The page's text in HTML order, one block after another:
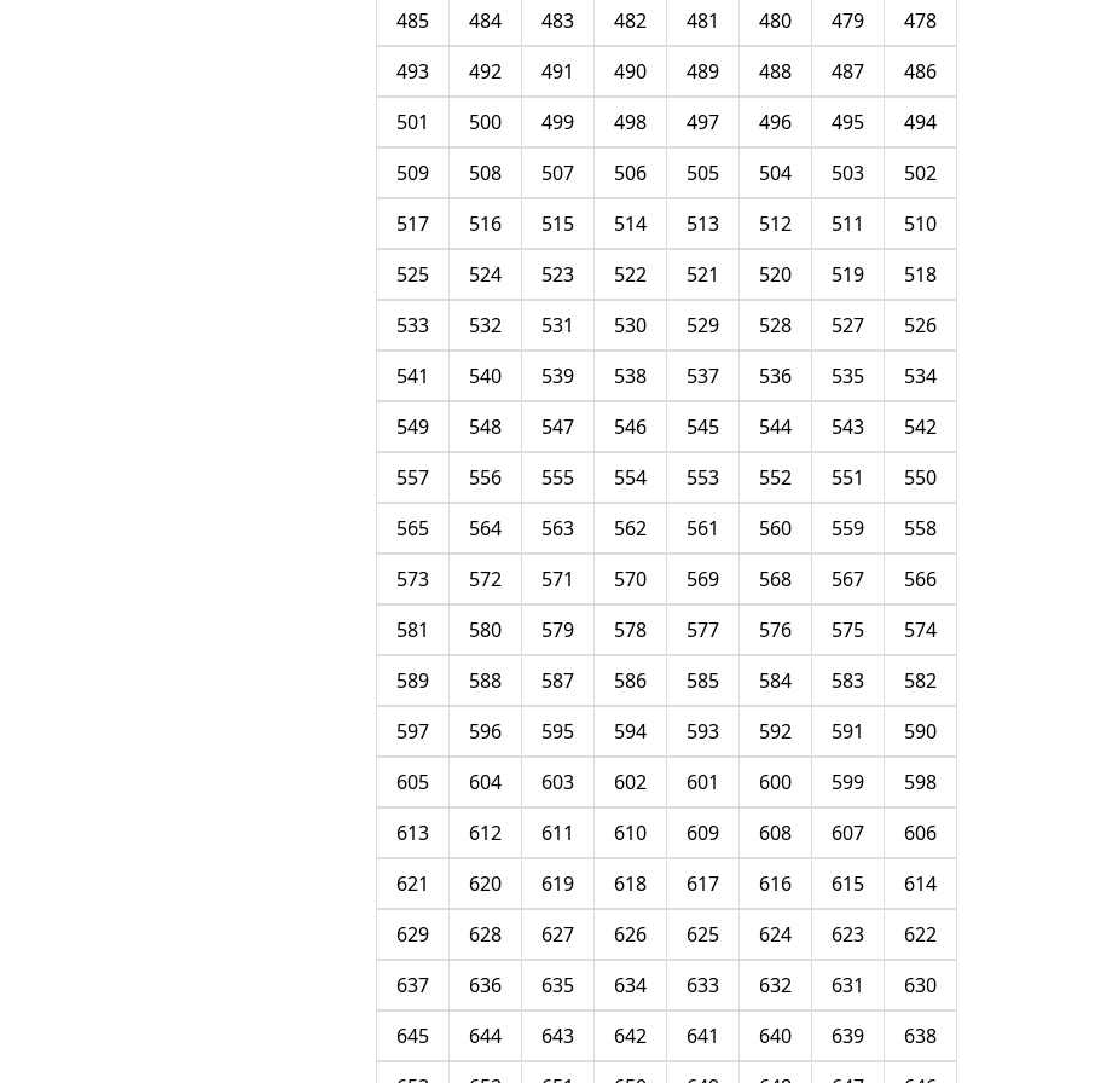
478
479
480
481
482
483
484
485
486
487
488
489
490
491
492
493
494
495
496
497
498
499
500
501
502
503
504
505
506
507
508
509
510
511
512
513
514
515
516
517
518
519
520
521
522
523
524
525
526
527
528
529
530
531
532
533
534
535
536
537
538
539
540
541
542
543
544
545
546
547
548
549
550
551
552
553
554
555
556
557
558
559
560
561
562
563
564
565
566
567
568
569
570
571
572
573
574
575
576
577
578
579
580
581
582
583
584
585
586
587
588
589
590
591
592
593
594
595
596
597
598
599
600
601
602
603
604
605
606
607
608
609
610
611
612
613
614
615
616
617
618
619
620
621
622
623
624
625
626
627
628
629
630
631
632
633
634
635
636
637
638
639
640
641
642
643
644
645